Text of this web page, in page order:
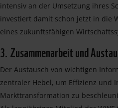
intensiv an der Umsetzung ihres
investiert damit schon jetzt in die
eines zukunftsfähigen
3. Zusammenarbeit und
Der Austausch von wichtigen
zentraler Hebel, um Effizienz und
Markttransformation zu